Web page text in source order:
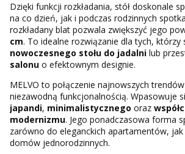
Dzięki funkcji rozkładania, stół doskonale
na co dzień, jak i podczas rodzinnych
rozkładany blat pozwala zwiększyć jego
cm. To idealne rozwiązanie dla tych, którzy
nowoczesnego stołu do jadalni lub
salonu o efektownym designie.
MELVO to połączenie najnowszych
niezawodną funkcjonalnością. Wpasowuje
japandi, minimalistycznego oraz
modernizmu. Jego ponadczasowa forma
zarówno do eleganckich apartamentów,
domów jednorodzinnych.